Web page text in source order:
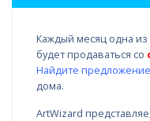
Каждый месяц одна
будет продаваться со
Найдите предложение
дома.
ArtWizard